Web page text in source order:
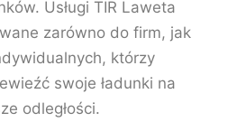
Usługi TIR Laweta
zarówno do firm, jak
którzy
swoje ładunki na
odległości.